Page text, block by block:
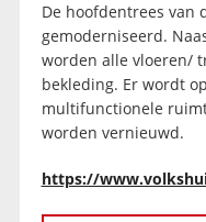
De hoofdentrees van
gemoderniseerd.
worden alle vloeren/
bekleding. Er wordt
multifunctionele
worden vernieuwd.
https://